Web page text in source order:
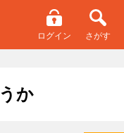
ログイン さがす
か